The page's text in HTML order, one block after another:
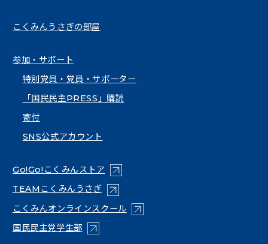
こくみんうさぎの部屋
参加・サポート
特別党員・党員・サポーター
「国民民主PRESS」購読
寄付
SNS公式アカウント
Go!Go!こくみんストア （新しいタブで開く）
TEAMこくみんうさぎ（新しいタブで開く）
こくみんオンラインスクール（新しいタブで開く）
国民民主党学生部（新しいタブで開く）